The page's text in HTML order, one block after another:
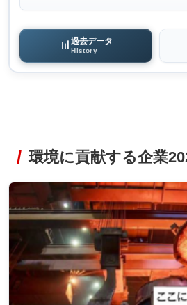
📊過去データ
History
環境に貢献する企業